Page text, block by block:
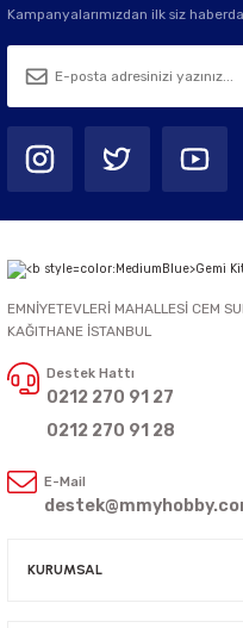
Kampanyalarımızdan ilk siz
EMNİYETEVLERİ MAHALLESİ CEM
KAĞITHANE İSTANBUL
Destek Hattı
0212 270 91 27
0212 270 91 28
E-Mail
KURUMSAL